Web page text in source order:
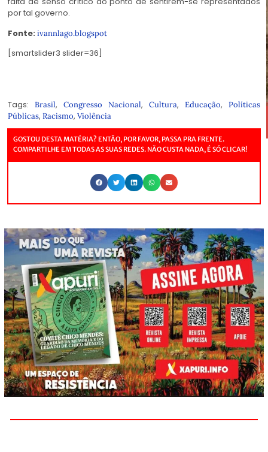
por tal governo.
Fonte: ivannlago.blogspot
[smartslider3 slider=36]
Tags: Brasil, Congresso Nacional, Cultura, Educação, Políticas
Públicas, Racismo, Violência
GOSTOU DESTA MATÉRIA? ENTÃO, POR FAVOR, PASSA PRA FRENTE.
COMPARTILHE EM TODAS AS SUAS REDES. NÃO CUSTA NADA, É SÓ CLICAR!